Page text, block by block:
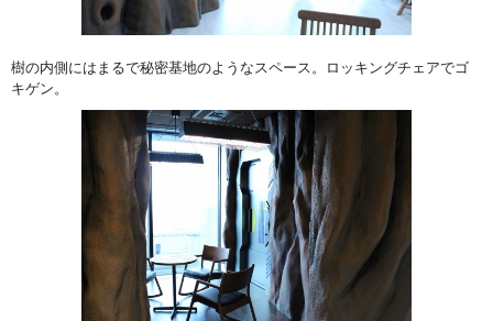
樹の内側にはまるで秘密基地のようなスペース。ロッキングチェアでゴ
キゲン。